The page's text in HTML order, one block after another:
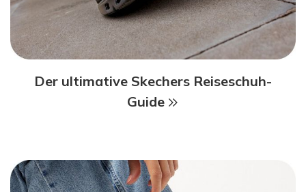
Der ultimative Skechers Reiseschuh-
Guide